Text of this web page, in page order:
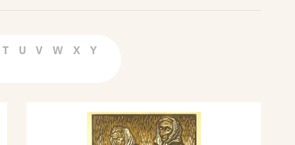
T U V W X
Y